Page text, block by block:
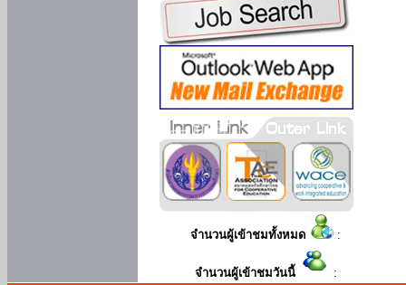
จำนวนผู้เข้าชมทั้งหมด :
จำนวนผู้เข้าชมวันนี้ :